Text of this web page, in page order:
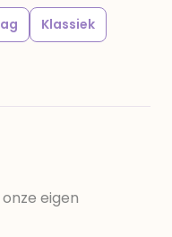
Klassiek
eigen